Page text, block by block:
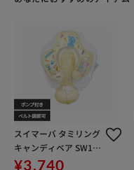
スイマーバ タミリング
キャンディベア SW140
TRCB
¥3,740